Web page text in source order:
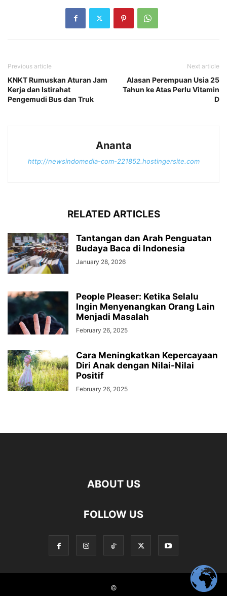
Previous article
KNKT Rumuskan Aturan Jam
Kerja dan Istirahat
Pengemudi Bus dan Truk
Next article
Alasan Perempuan Usia 25
Tahun ke Atas Perlu Vitamin
D
Ananta
http://newsindomedia-com-221852.hostingersite.com
RELATED ARTICLES
Tantangan dan Arah Penguatan
Budaya Baca di Indonesia
January 28, 2026
People Pleaser: Ketika Selalu
Ingin Menyenangkan Orang Lain
Menjadi Masalah
February 26, 2025
Cara Meningkatkan Kepercayaan
Diri Anak dengan Nilai-Nilai
Positif
February 26, 2025
ABOUT US
FOLLOW US
©